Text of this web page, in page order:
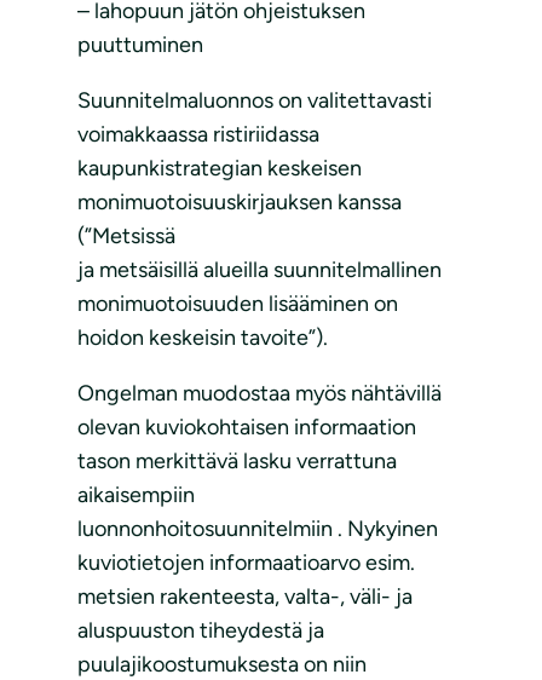
– lahopuun jätön ohjeistuksen
puuttuminen
Suunnitelmaluonnos on valitettavasti
voimakkaassa ristiriidassa
kaupunkistrategian keskeisen
monimuotoisuuskirjauksen kanssa
(”Metsissä
ja metsäisillä alueilla suunnitelmallinen
monimuotoisuuden lisääminen on
hoidon keskeisin tavoite”).
Ongelman muodostaa myös nähtävillä
olevan kuviokohtaisen informaation
tason merkittävä lasku verrattuna
aikaisempiin
luonnonhoitosuunnitelmiin . Nykyinen
kuviotietojen informaatioarvo esim.
metsien rakenteesta, valta-, väli- ja
aluspuuston tiheydestä ja
puulajikoostumuksesta on niin